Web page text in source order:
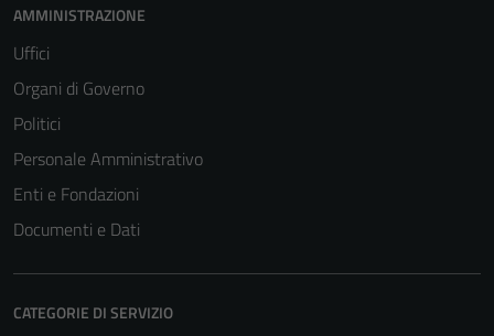
AMMINISTRAZIONE
Uffici
Organi di Governo
Politici
Personale Amministrativo
Enti e Fondazioni
Documenti e Dati
CATEGORIE DI SERVIZIO